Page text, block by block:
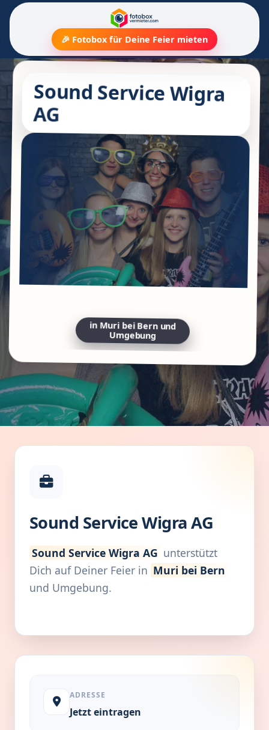
🎉 Fotobox für Deine Feier mieten
Sound Service Wigra
AG
in Muri bei Bern und
Umgebung
Sound Service Wigra AG
Sound Service Wigra AG unterstützt
Dich auf Deiner Feier in Muri bei Bern
und Umgebung.
ADRESSE
Jetzt eintragen